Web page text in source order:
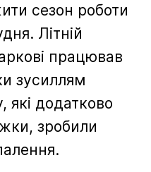
сезон роботи
Літній
працював
зусиллям
які додатково
зробили